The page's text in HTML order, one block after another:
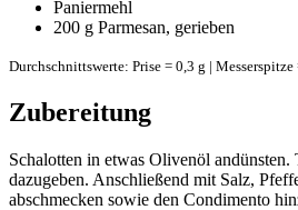
Paniermehl
200 g Parmesan, gerieben
Durchschnittswerte: Prise = 0,3 g | Messerspitze
Zubereitung
Schalotten in etwas Olivenöl andünsten.
dazugeben. Anschließend mit Salz,
abschmecken sowie den Condimento